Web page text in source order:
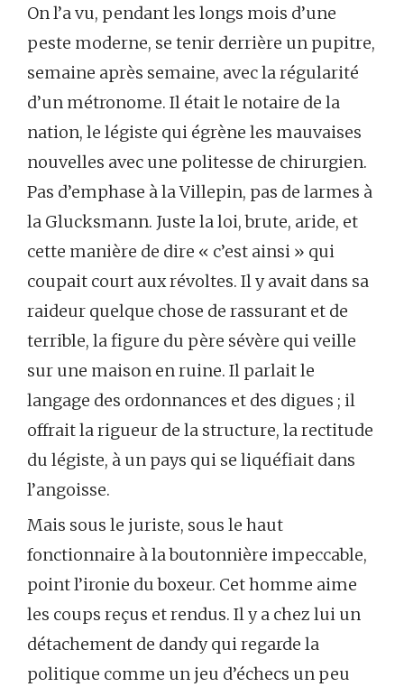
On l’a vu, pendant les longs mois d’une
peste moderne, se tenir derrière un pupitre,
semaine après semaine, avec la régularité
d’un métronome. Il était le notaire de la
nation, le légiste qui égrène les mauvaises
nouvelles avec une politesse de chirurgien.
Pas d’emphase à la Villepin, pas de larmes à
la Glucksmann. Juste la loi, brute, aride, et
cette manière de dire « c’est ainsi » qui
coupait court aux révoltes. Il y avait dans sa
raideur quelque chose de rassurant et de
terrible, la figure du père sévère qui veille
sur une maison en ruine. Il parlait le
langage des ordonnances et des digues ; il
offrait la rigueur de la structure, la rectitude
du légiste, à un pays qui se liquéfiait dans
l’angoisse.
Mais sous le juriste, sous le haut
fonctionnaire à la boutonnière impeccable,
point l’ironie du boxeur. Cet homme aime
les coups reçus et rendus. Il y a chez lui un
détachement de dandy qui regarde la
politique comme un jeu d’échecs un peu